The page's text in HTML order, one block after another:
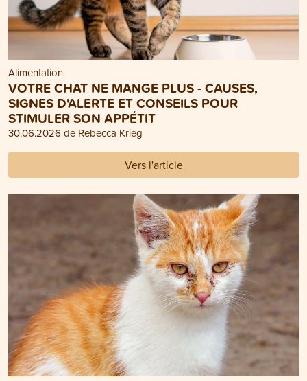
Alimentation
VOTRE CHAT NE MANGE PLUS - CAUSES,
SIGNES D'ALERTE ET CONSEILS POUR
STIMULER SON APPÉTIT
30.06.2026 de Rebecca Krieg
Vers l'article